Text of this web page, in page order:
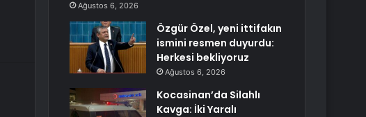
Ağustos 6, 2026
Özgür Özel, yeni ittifakın
ismini resmen duyurdu:
Herkesi bekliyoruz
Ağustos 6, 2026
Kocasinan’da Silahlı
Kavga: İki Yaralı